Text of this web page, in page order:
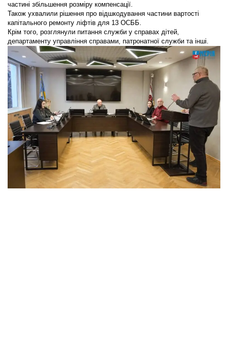
частині збільшення розміру компенсації.
Також ухвалили рішення про відшкодування частини вартості
капітального ремонту ліфтів для 13 ОСББ.
Крім того, розглянули питання служби у справах дітей,
департаменту управління справами, патронатної служби та інші.